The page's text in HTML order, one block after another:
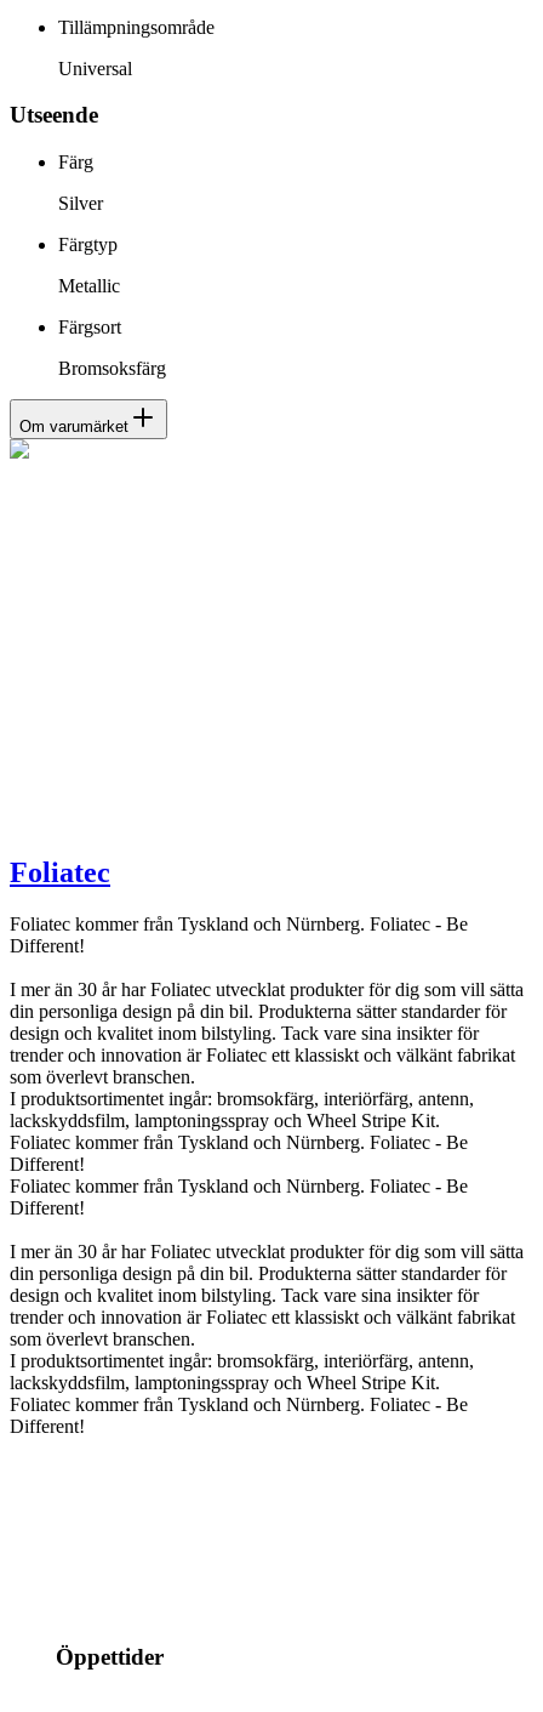
Tillämpningsområde
Universal
Utseende
Färg
Silver
Färgtyp
Metallic
Färgsort
Bromsoksfärg
Om varumärket
Foliatec
Foliatec kommer från Tyskland och Nürnberg. Foliatec - Be
Different!
I mer än 30 år har Foliatec utvecklat produkter för dig som vill sätta
din personliga design på din bil. Produkterna sätter standarder för
design och kvalitet inom bilstyling. Tack vare sina insikter för
trender och innovation är Foliatec ett klassiskt och välkänt fabrikat
som överlevt branschen.
I produktsortimentet ingår: bromsokfärg, interiörfärg, antenn,
lackskyddsfilm, lamptoningsspray och Wheel Stripe Kit.
Foliatec kommer från Tyskland och Nürnberg. Foliatec - Be
Different!
Foliatec kommer från Tyskland och Nürnberg. Foliatec - Be
Different!
I mer än 30 år har Foliatec utvecklat produkter för dig som vill sätta
din personliga design på din bil. Produkterna sätter standarder för
design och kvalitet inom bilstyling. Tack vare sina insikter för
trender och innovation är Foliatec ett klassiskt och välkänt fabrikat
som överlevt branschen.
I produktsortimentet ingår: bromsokfärg, interiörfärg, antenn,
lackskyddsfilm, lamptoningsspray och Wheel Stripe Kit.
Foliatec kommer från Tyskland och Nürnberg. Foliatec - Be
Different!
Öppettider